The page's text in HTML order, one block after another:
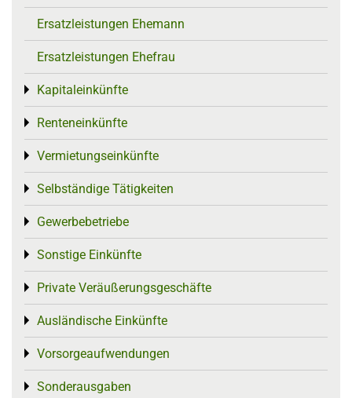
Ersatzleistungen Ehemann
Ersatzleistungen Ehefrau
Kapitaleinkünfte
Toggle menu
Renteneinkünfte
Toggle menu
Vermietungseinkünfte
Toggle menu
Selbständige Tätigkeiten
Toggle menu
Gewerbebetriebe
Toggle menu
Sonstige Einkünfte
Toggle menu
Private Veräußerungsgeschäfte
Toggle menu
Ausländische Einkünfte
Toggle menu
Vorsorgeaufwendungen
Toggle menu
Sonderausgaben
Toggle menu